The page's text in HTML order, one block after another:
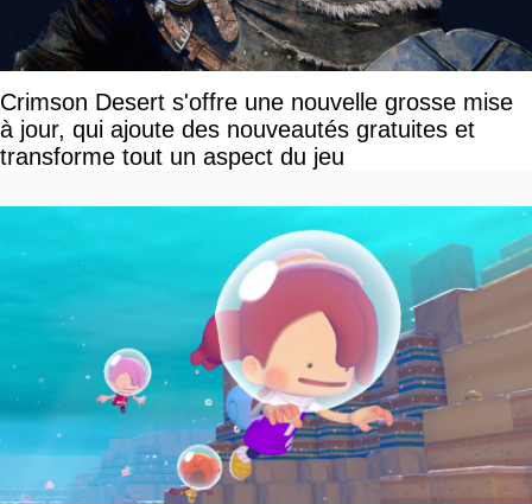
Crimson Desert s'offre une nouvelle grosse mise
à jour, qui ajoute des nouveautés gratuites et
transforme tout un aspect du jeu